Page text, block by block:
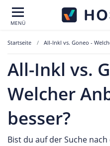
MENÜ
Startseite All-Inkl vs. Goneo -
All-Inkl vs.
Welcher
besser?
Bist du auf der Suche